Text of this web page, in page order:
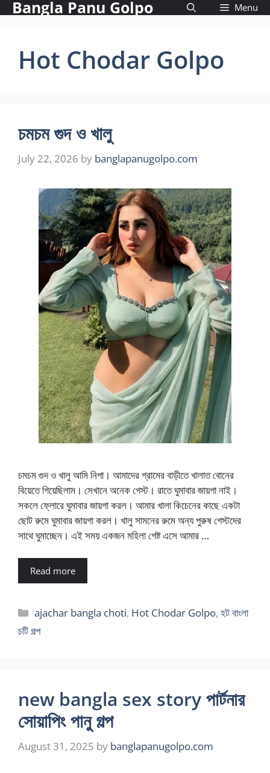
SkipBangla Panu Golpo Menu
Hot Chodar Golpo
চমচম গুদ ও খালু
July 22, 2026 by banglapanugolpo.com
চমচম গুদ ও খালু আমি নিপা। আমাদের গ্রামের বাড়ীতে খালাত বোনের
বিয়েতে গিয়েছিলাম। সেখানে অনেক গেস্ট। রাতে ঘুমাবার জায়গা নাই।
সকলে ফ্লোরে ঘুমাবার জায়গা করল। আমার খালা কিচেনের কাছে একটা
ছোট রুমে ঘুমাবার জায়গা করল। খালু সামনের রুমে অন্য পুরুষ গেস্টদের
সাথে ঘুমাচ্ছেন। এই সময় একজন মহিলা গেষ্ট এসে আমার …
Read more
Categories
ajachar bangla choti, Hot Chodar Golpo,হট বাংলা
চটি গল্প
new bangla sex story পার্টনার
সোয়াপিং পানু গল্প
August 31, 2025 by banglapanugolpo.com